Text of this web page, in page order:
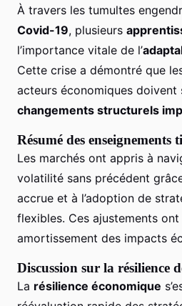
À travers les tumultes
Covid-19, plusieurs
l’importance vitale de l’
Cette crise a démontré que
acteurs économiques doivent
changements structurels
Résumé des enseignements
Les marchés ont appris à
volatilité sans précédent
accrue et à l’adoption de
flexibles. Ces ajustements
amortissement des impacts
Discussion sur la résilience
La résilience économique